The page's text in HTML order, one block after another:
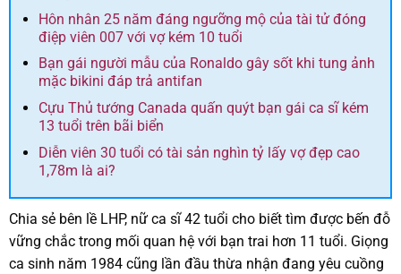
Hôn nhân 25 năm đáng ngưỡng mộ của tài tử đóng
điệp viên 007 với vợ kém 10 tuổi
Bạn gái người mẫu của Ronaldo gây sốt khi tung ảnh
mặc bikini đáp trả antifan
Cựu Thủ tướng Canada quấn quýt bạn gái ca sĩ kém
13 tuổi trên bãi biển
Diễn viên 30 tuổi có tài sản nghìn tỷ lấy vợ đẹp cao
1,78m là ai?
Chia sẻ bên lề LHP, nữ ca sĩ 42 tuổi cho biết tìm được bến đỗ
vững chắc trong mối quan hệ với bạn trai hơn 11 tuổi. Giọng
ca sinh năm 1984 cũng lần đầu thừa nhận đang yêu cuồng